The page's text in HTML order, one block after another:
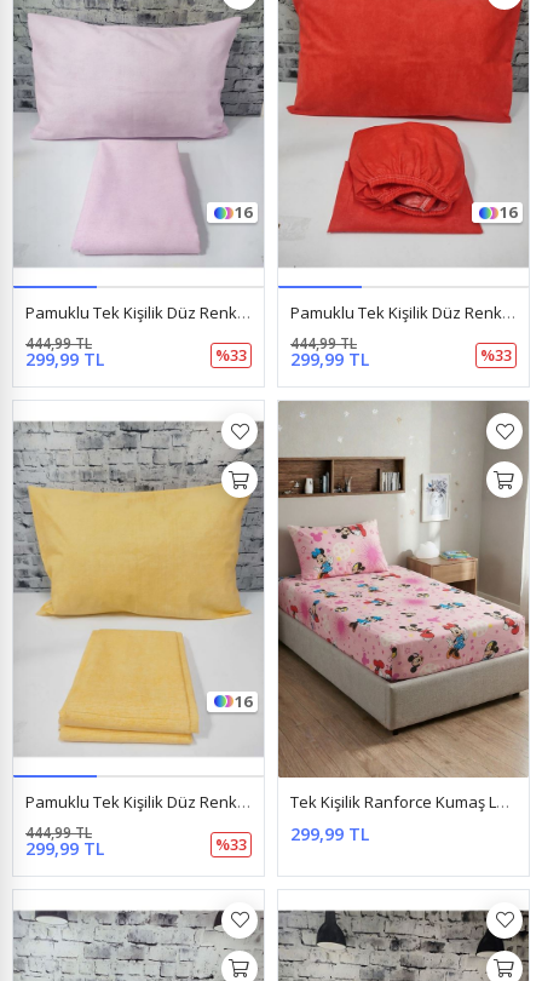
16
Pamuklu Tek Kişilik Düz Renk Lastikli Çarşaf Takımı Pembe
299,99 TL
444,99 TL
%33
16
Pamuklu Tek Kişilik Düz Renk Lastikli Çarşaf Takımı Kırmızı
299,99 TL
444,99 TL
%33
16
Pamuklu Tek Kişilik Düz Renk Lastikli Çarşaf Takımı Sarı
299,99 TL
444,99 TL
%33
Tek Kişilik Ranforce Kumaş Lastikli Çarşaf Takımı Mickey Mouse Pembe
299,99 TL